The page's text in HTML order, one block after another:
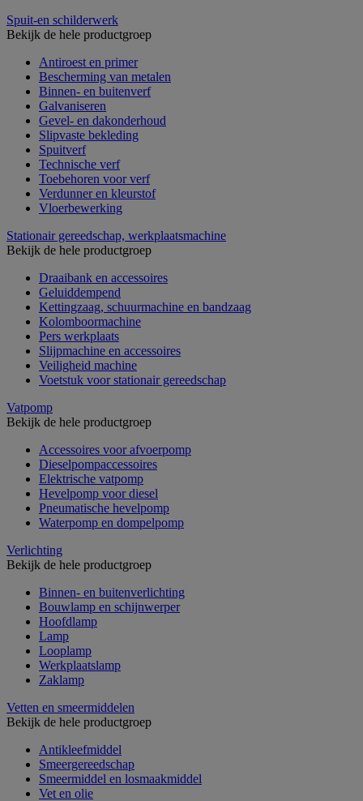
Spuit-en schilderwerk
Bekijk de hele productgroep
Antiroest en primer
Bescherming van metalen
Binnen- en buitenverf
Galvaniseren
Gevel- en dakonderhoud
Slipvaste bekleding
Spuitverf
Technische verf
Toebehoren voor verf
Verdunner en kleurstof
Vloerbewerking
Stationair gereedschap, werkplaatsmachine
Bekijk de hele productgroep
Draaibank en accessoires
Geluiddempend
Kettingzaag, schuurmachine en bandzaag
Kolomboormachine
Pers werkplaats
Slijpmachine en accessoires
Veiligheid machine
Voetstuk voor stationair gereedschap
Vatpomp
Bekijk de hele productgroep
Accessoires voor afvoerpomp
Dieselpompaccessoires
Elektrische vatpomp
Hevelpomp voor diesel
Pneumatische hevelpomp
Waterpomp en dompelpomp
Verlichting
Bekijk de hele productgroep
Binnen- en buitenverlichting
Bouwlamp en schijnwerper
Hoofdlamp
Lamp
Looplamp
Werkplaatslamp
Zaklamp
Vetten en smeermiddelen
Bekijk de hele productgroep
Antikleefmiddel
Smeergereedschap
Smeermiddel en losmaakmiddel
Vet en olie